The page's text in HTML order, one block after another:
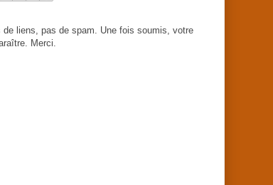
liens, pas de spam. Une fois soumis, votre
Merci.